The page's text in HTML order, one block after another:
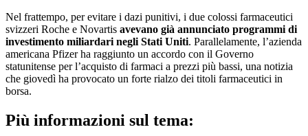
Nel frattempo, per evitare i dazi punitivi, i due colossi farmaceutici
svizzeri Roche e Novartis avevano già annunciato programmi di
investimento miliardari negli Stati Uniti. Parallelamente, l’azienda
americana Pfizer ha raggiunto un accordo con il Governo
statunitense per l’acquisto di farmaci a prezzi più bassi, una notizia
che giovedì ha provocato un forte rialzo dei titoli farmaceutici in
borsa.
Più informazioni sul tema: